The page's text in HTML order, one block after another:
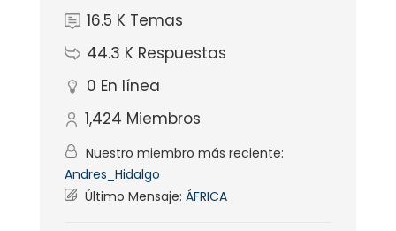
16.5 K Temas
44.3 K Respuestas
0 En línea
1,424 Miembros
Nuestro miembro más reciente:
Andres_Hidalgo
Último Mensaje: ÁFRICA